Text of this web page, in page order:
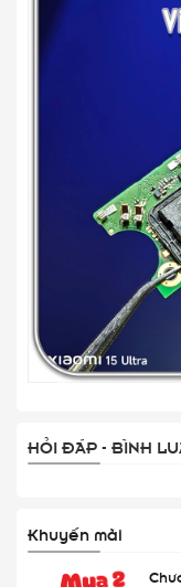
HỎI ĐÁP - BÌNH
Khuyến mãi